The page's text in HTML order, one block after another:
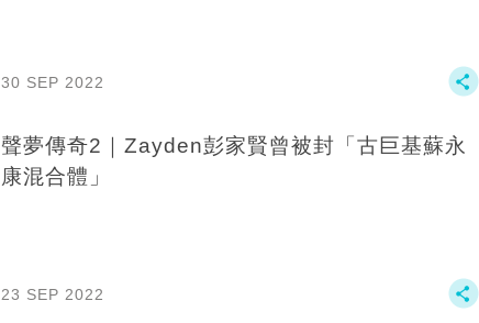
30 SEP 2022
聲夢傳奇2｜Zayden彭家賢曾被封「古巨基蘇永
康混合體」
23 SEP 2022